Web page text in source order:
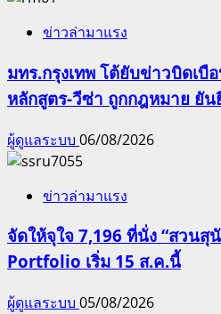
ข่าวล่ามาแรง
มทร.กรุงเทพ โต้ยับข่าวบิดเบื
หลักสูตร-วีซ่า ถูกกฎหมาย ยั
ผู้ดูแลระบบ 06/08/2026
ข่าวล่ามาแรง
จัดให้จุใจ 7,196 ที่นั่ง “สวนสุ
Portfolio เริ่ม 15 ส.ค.นี้
ผู้ดูแลระบบ 05/08/2026